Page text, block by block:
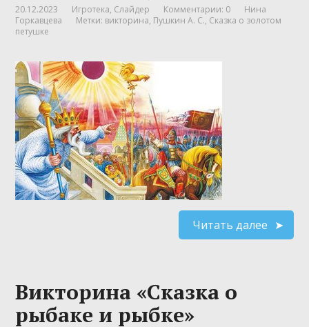
20.12.2023 Игротека, Слайдер Комментарии: 0
Нина
Горкавцева
Метки: викторина, Пушкин А. С., Сказка о золотом
петушке
Читать далее
Викторина «Сказка о
рыбаке и рыбке»